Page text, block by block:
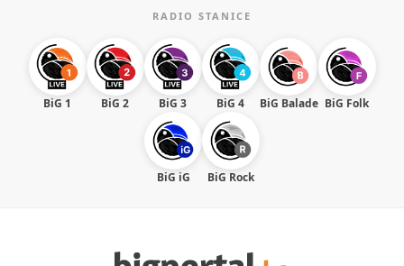
RADIO STANICE
BiG 1 BiG 2 BiG 3 BiG 4 BiG Balade BiG Folk
BiG iG BiG Rock